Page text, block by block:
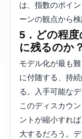
は、指数のポイ
ーンの観点から検
5．どの程
に残るのか？
モデル化が最も
に付随する、持
る。入手可能な
このディスカウ
ントが縮小すれ
大するだろう。